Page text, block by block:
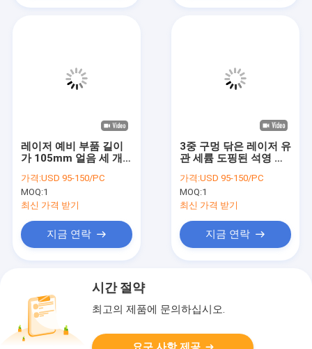
레이저 예비 부품 길이
가 105mm 얼음 세 개
가격:USD 95-150/PC
MOQ:1
최신 가격 받기
지금 연락
3중 구멍 닦은 레이저 유
관 세륨 도핑된 석영 투
가격:USD 95-150/PC
MOQ:1
최신 가격 받기
지금 연락
시간 절약
최고의 제품에 문의하십시오.